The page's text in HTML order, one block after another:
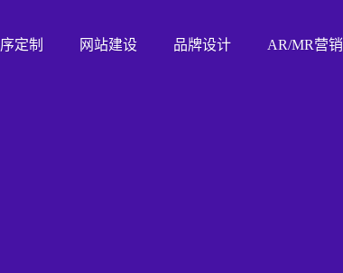
定制 网站建设 品牌设计 AR/MR营销